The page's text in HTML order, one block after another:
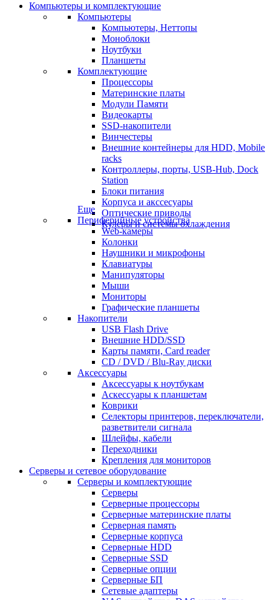
Компьютеры и комплектующие
Компьютеры
Компьютеры, Неттопы
Моноблоки
Ноутбуки
Планшеты
Комплектующие
Процессоры
Материнские платы
Модули Памяти
Видеокарты
SSD-накопители
Винчестеры
Внешние контейнеры для HDD, Mobile
racks
Контроллеры, порты, USB-Hub, Dock
Station
Блоки питания
Корпуса и акссесуары
Оптические приводы
Кулеры и системы охлаждения
Еще
Периферийные устройства
Web-камеры
Колонки
Наушники и микрофоны
Клавиатуры
Манипуляторы
Мыши
Мониторы
Графические планшеты
Накопители
USB Flash Drive
Внешние HDD/SSD
Карты памяти, Card reader
CD / DVD / Blu-Ray диски
Аксессуары
Аксессуары к ноутбукам
Аскессуары к планшетам
Коврики
Селекторы принтеров, переключатели,
разветвители сигнала
Шлейфы, кабели
Переходники
Крепления для мониторов
Серверы и сетевое оборудование
Серверы и комплектующие
Серверы
Серверные процессоры
Серверные материнские платы
Серверная память
Серверные корпуса
Серверные HDD
Серверные SSD
Серверные опции
Серверные БП
Сетевые адаптеры